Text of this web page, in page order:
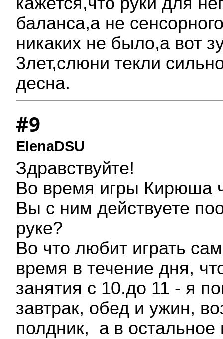
баланса,а не
никаких не было,а вот
3лет,слюни текли
десна.
#9
ElenaDSU
Здравствуйте!
Во время игры Кирюша
Вы с ним действуете
руке?
Во что любит играть
время в течение дня,
занятия с 10.до 11 - я
завтрак, обед и ужин,
полдник, а в